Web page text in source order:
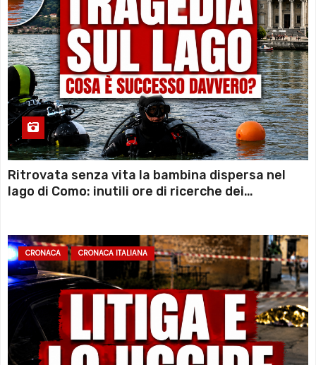
Ritrovata senza vita la bambina dispersa nel
lago di Como: inutili ore di ricerche dei
CRONACA CRONACA ITALIANA